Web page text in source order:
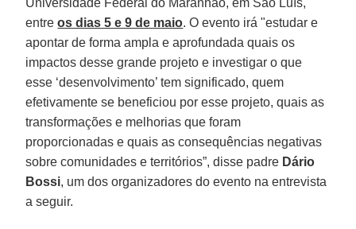
entreos dias 5 e 9 de maio. O evento irá "estudar e
apontar de forma ampla e aprofundada quais os
impactos desse grande projeto e investigar o que
esse ‘desenvolvimento’ tem significado, quem
efetivamente se beneficiou por esse projeto, quais as
transformações e melhorias que foram
proporcionadas e quais as consequências negativas
sobre comunidades e territórios”, disse padre Dário
Bossi, um dos organizadores do evento na entrevista
a seguir.